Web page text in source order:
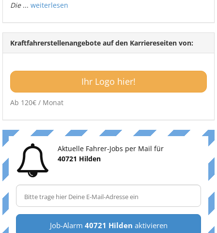
Die... weiterlesen
Kraftfahrerstellenangebote auf den Karriereseiten von:
Ihr Logo hier!
Ab 120€ / Monat
Aktuelle Fahrer-Jobs per Mail für
40721 Hilden
Job-Alarm 40721 Hilden aktivieren